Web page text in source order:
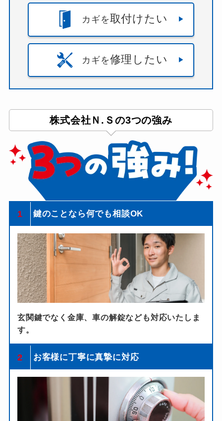
カギを取付けたい
カギを修理したい
株式会社Ｎ.Ｓの3つの強み
1 鍵のことなら何でも相談OK
玄関鍵でなく金庫、車の解錠なども対応いたしま
す。
2 お客様に丁寧に真摯に対応